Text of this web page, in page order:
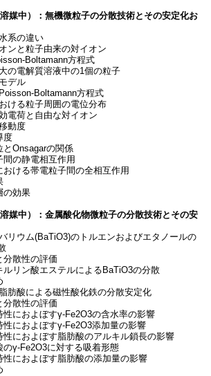
媒中）：無機微粒子の分散技術とその安定化お
の違い
と粒子由来の対イオン
Boltamann方程式
解質溶液中の1個の粒子
デル
Boltamann方程式
る粒子周囲の電位分布
荷と自由な対イオン
動度
の関係
静電相互作用
る帯電粒子間の全相互作用
効果
媒中）：金属酸化物微粒子の分散技術とその安
ム(BaTiO3)のトルエンおよびエタノールの
性の評価
酸エステルによるBaTiO3の分散
による磁性酸化鉄の分散安定化
性の評価
よぼすγ-Fe2O3の含水率の影響
よぼすγ-Fe2O3添加量の影響
よぼす脂肪酸のアルキル鎖長の影響
に対する吸着形態
よぼす脂肪酸の添加量の影響